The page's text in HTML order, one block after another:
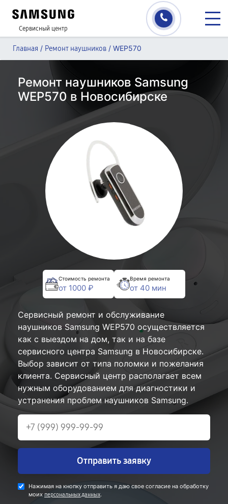
Сервисный центр
Главная / Ремонт наушников / WEP570
Ремонт наушников Samsung
WEP570 в Новосибирске
Стоимость ремонта
от 1000 ₽
Время ремонта
от 40 мин
Сервисный ремонт и обслуживание
наушников Samsung WEP570 осуществляется
как с выездом на дом, так и на базе
сервисного центра Samsung в Новосибирске.
Выбор зависит от типа поломки и пожелания
клиента. Сервисный центр располагает всем
нужным оборудованием для диагностики и
устранения проблем наушников Samsung.
Отправить заявку
Нажимая на кнопку отправить я даю свое согласие на обработку
моих персональных данных.